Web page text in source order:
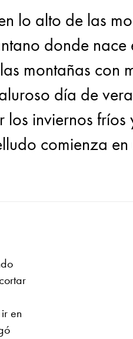
lo alto de las
donde
montañas
día de
inviernos fríos
comienza
en